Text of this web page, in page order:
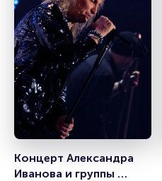
Концерт Александра
Иванова и группы